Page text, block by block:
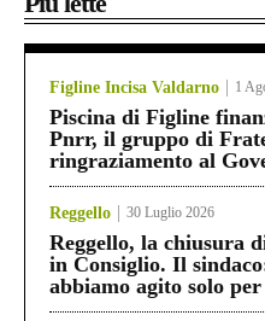
Figline Incisa Valdarno 1
Piscina di Figline
Pnrr, il gruppo di
ringraziamento al
Reggello 30 Luglio 2026
Reggello, la chiusura
in Consiglio. Il
abbiamo agito solo